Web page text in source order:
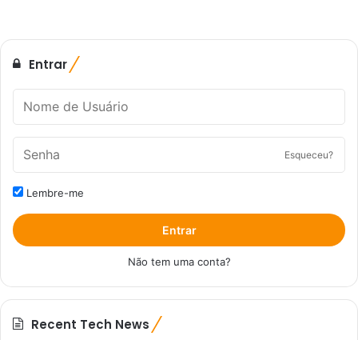
Entrar
Esqueceu?
Lembre-me
Entrar
Não tem uma conta?
Recent Tech News